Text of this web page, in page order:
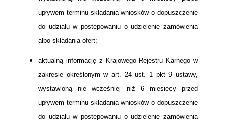
upływem terminu składania wniosków o dopuszczenie
do udziału w postępowaniu o udzielenie zamówienia
albo składania ofert;
aktualną informację z Krajowego Rejestru Karnego w
zakresie określonym w art. 24 ust. 1 pkt 9 ustawy,
wystawioną nie wcześniej niż 6 miesięcy przed
upływem terminu składania wniosków o dopuszczenie
do udziału w postępowaniu o udzielenie zamówienia